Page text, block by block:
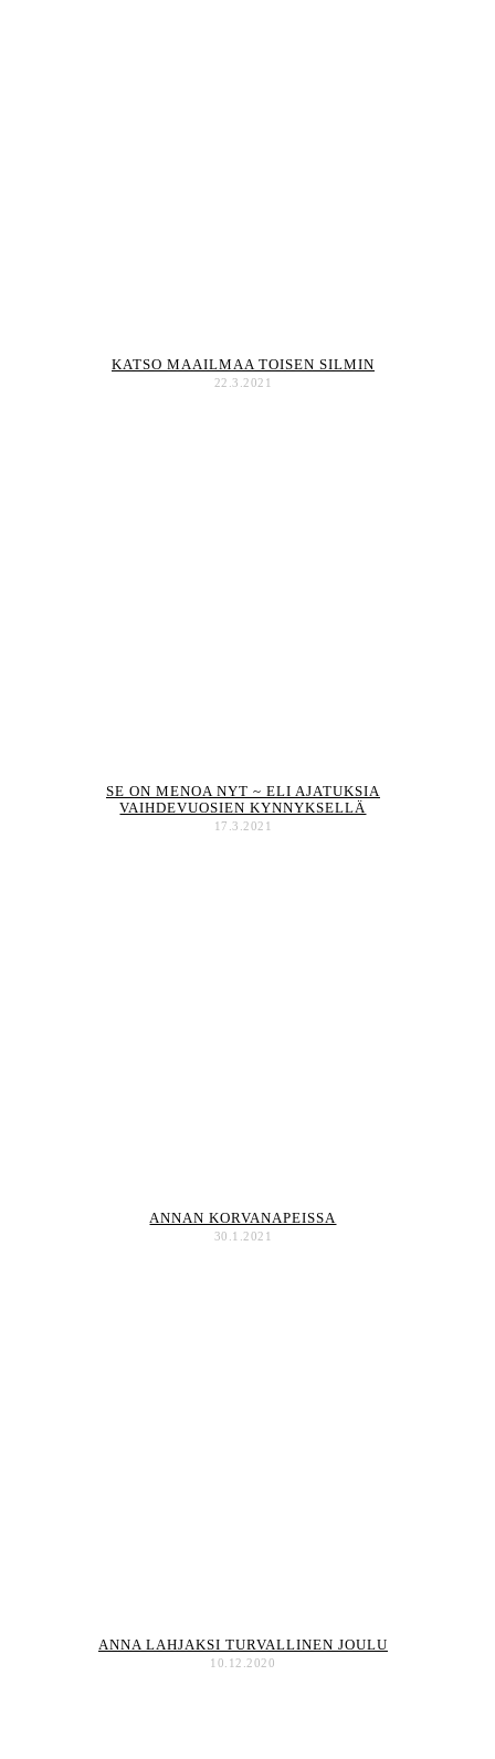
KATSO MAAILMAA TOISEN SILMIN
22.3.2021
SE ON MENOA NYT ~ ELI AJATUKSIA
VAIHDEVUOSIEN KYNNYKSELLÄ
17.3.2021
ANNAN KORVANAPEISSA
30.1.2021
ANNA LAHJAKSI TURVALLINEN JOULU
10.12.2020